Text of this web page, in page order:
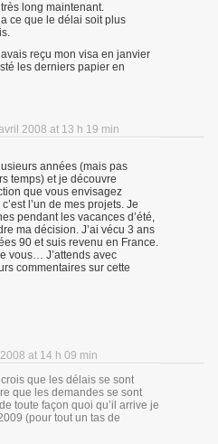
long maintenant.
ce que le délai soit plus
reçu mon visa en janvier
les derniers papier en
2008 at 13 h 19 min
années (mais pas
temps) et je découvre
que vous envisagez
l’un de mes projets. Je
pendant les vacances d’été,
ma décision. J’ai vécu 3 ans
90 et suis revenu en France.
vous… J’attends avec
commentaires sur cette
at 14 h 09 min
que les délais se sont
que les demandes se sont
toute façon quoi qu’il arrive je
(pour tout un tas de